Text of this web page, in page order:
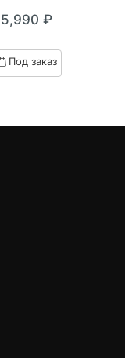
out
based
on
5,990 ₽
Под заказ